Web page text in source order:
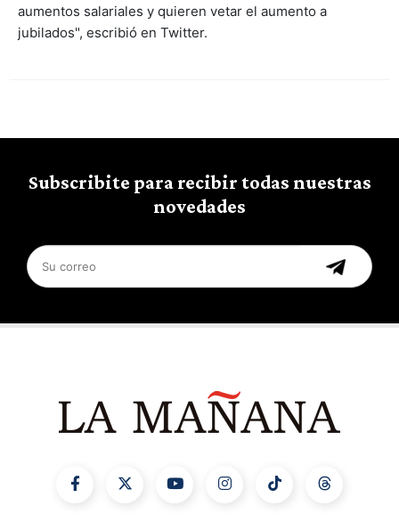
aumentos salariales y quieren vetar el aumento a
jubilados", escribió en Twitter.
Subscribite para recibir todas nuestras
novedades